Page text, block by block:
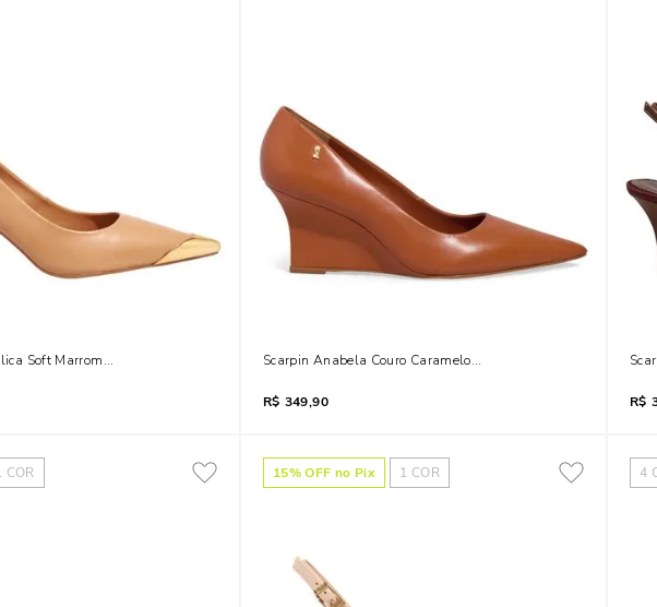
Soft Marrom Doce De Leite Bico Fino MetalScarpin Anabela Couro Caramelo Bico Fino
R$ 349,90 R$
COR 15% OFF no Pix 1 COR 4